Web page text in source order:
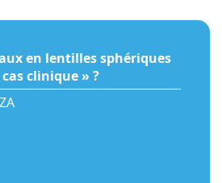
en lentilles sphériques
clinique » ?